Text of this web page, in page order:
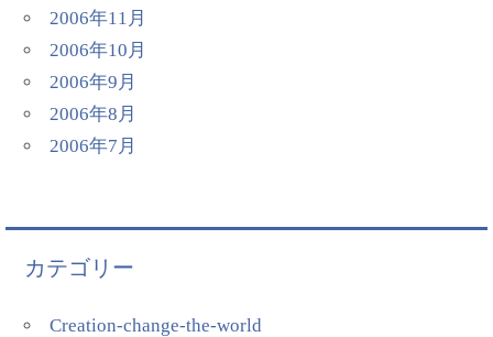
2006年11月
2006年10月
2006年9月
2006年8月
2006年7月
カテゴリー
Creation-change-the-world